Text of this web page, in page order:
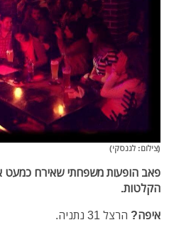
(צילום: לגנסקי)
פאב הופעות משפחתי שאירח כמעט
הקלטות.
איפה? הרצל 31 נתניה.